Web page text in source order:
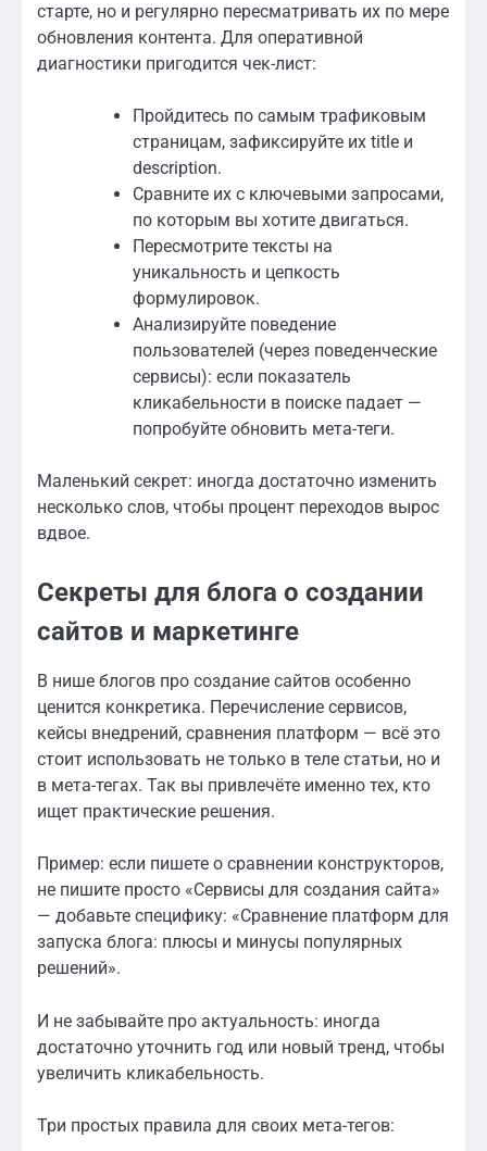
старте, но и регулярно пересматривать их по мере
обновления контента. Для оперативной
диагностики пригодится чек-лист:
Пройдитесь по самым трафиковым
страницам, зафиксируйте их title и
description.
Сравните их с ключевыми запросами,
по которым вы хотите двигаться.
Пересмотрите тексты на
уникальность и цепкость
формулировок.
Анализируйте поведение
пользователей (через поведенческие
сервисы): если показатель
кликабельности в поиске падает —
попробуйте обновить мета-теги.
Маленький секрет: иногда достаточно изменить
несколько слов, чтобы процент переходов вырос
вдвое.
Секреты для блога о создании
сайтов и маркетинге
В нише блогов про создание сайтов особенно
ценится конкретика. Перечисление сервисов,
кейсы внедрений, сравнения платформ — всё это
стоит использовать не только в теле статьи, но и
в мета-тегах. Так вы привлечёте именно тех, кто
ищет практические решения.
Пример: если пишете о сравнении конструкторов,
не пишите просто «Сервисы для создания сайта»
— добавьте специфику: «Сравнение платформ для
запуска блога: плюсы и минусы популярных
решений».
И не забывайте про актуальность: иногда
достаточно уточнить год или новый тренд, чтобы
увеличить кликабельность.
Три простых правила для своих мета-тегов: